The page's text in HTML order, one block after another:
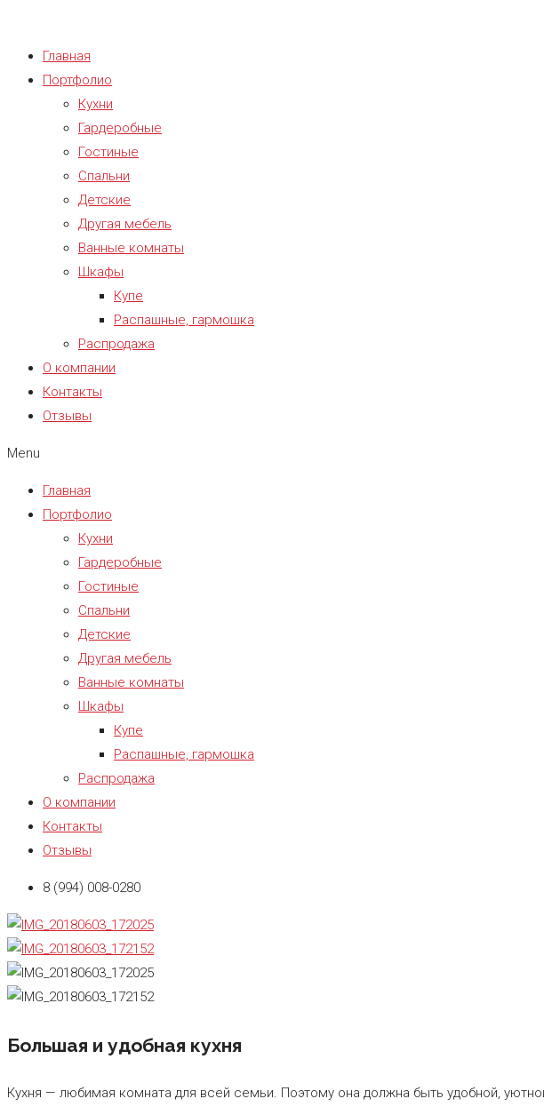
Главная
Портфолио
Кухни
Гардеробные
Гостиные
Спальни
Детские
Другая мебель
Ванные комнаты
Шкафы
Купе
Распашные, гармошка
Распродажа
О компании
Контакты
Отзывы
Menu
Главная
Портфолио
Кухни
Гардеробные
Гостиные
Спальни
Детские
Другая мебель
Ванные комнаты
Шкафы
Купе
Распашные, гармошка
Распродажа
О компании
Контакты
Отзывы
8 (994) 008-0280
Большая и удобная кухня
Кухня — любимая комната для всей семьи. Поэтому она должна быть удобной,